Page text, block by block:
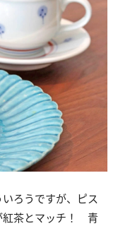
ろうですが、ピス
紅茶とマッチ！ 青